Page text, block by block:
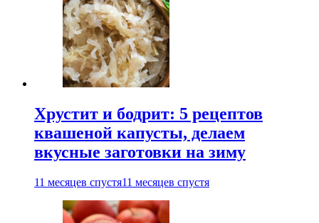
Хрустит и бодрит: 5 рецептов
квашеной капусты, делаем
вкусные заготовки на зиму
11 месяцев спустя11 месяцев спустя